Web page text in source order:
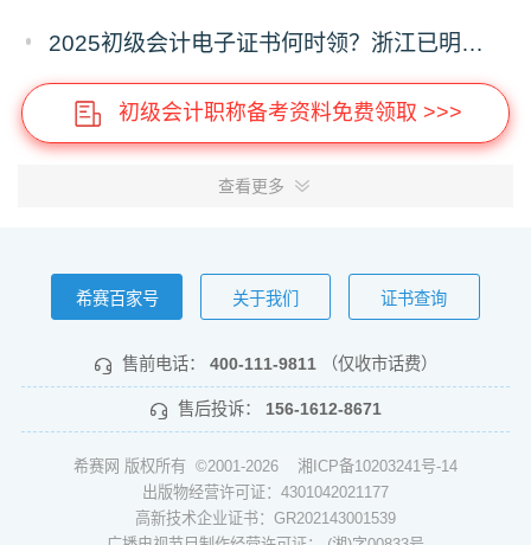
2025初级会计电子证书何时领？浙江已明确时间，下载流程提前存！
初级会计职称备考资料免费领取 >>>
查看更多
希赛百家号 关于我们 证书查询
售前电话： 400-111-9811 （仅收市话费）
售后投诉： 156-1612-8671
希赛网 版权所有 ©2001-2026 湘ICP备10203241号-14
出版物经营许可证：4301042021177
高新技术企业证书：GR202143001539